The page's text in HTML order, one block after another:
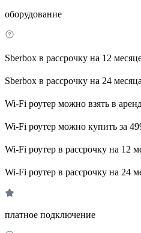
оборудование
Sberbox в рассрочку на 12
Sberbox в рассрочку на 24
Wi-Fi роутер можно взять в
Wi-Fi роутер можно купить за
Wi-Fi роутер в рассрочку на 12
Wi-Fi роутер в рассрочку на 24
платное подключение